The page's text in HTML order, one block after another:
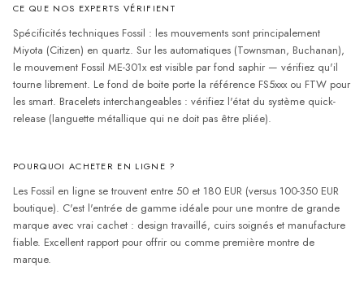
CE QUE NOS EXPERTS VÉRIFIENT
Spécificités techniques Fossil : les mouvements sont principalement
Miyota (Citizen) en quartz. Sur les automatiques (Townsman, Buchanan),
le mouvement Fossil ME-301x est visible par fond saphir — vérifiez qu'il
tourne librement. Le fond de boite porte la référence FS5xxx ou FTW pour
les smart. Bracelets interchangeables : vérifiez l'état du système quick-
release (languette métallique qui ne doit pas être pliée).
POURQUOI ACHETER EN LIGNE ?
Les Fossil en ligne se trouvent entre 50 et 180 EUR (versus 100-350 EUR
boutique). C'est l'entrée de gamme idéale pour une montre de grande
marque avec vrai cachet : design travaillé, cuirs soignés et manufacture
fiable. Excellent rapport pour offrir ou comme première montre de
marque.